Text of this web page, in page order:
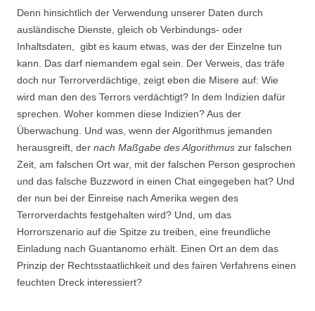
Denn hinsichtlich der Verwendung unserer Daten durch
ausländische Dienste, gleich ob Verbindungs- oder
Inhaltsdaten, gibt es kaum etwas, was der der Einzelne tun
kann. Das darf niemandem egal sein. Der Verweis, das träfe
doch nur Terrorverdächtige, zeigt eben die Misere auf: Wie
wird man den des Terrors verdächtigt? In dem Indizien dafür
sprechen. Woher kommen diese Indizien? Aus der
Überwachung. Und was, wenn der Algorithmus jemanden
herausgreift, der nach Maßgabe des Algorithmus zur falschen
Zeit, am falschen Ort war, mit der falschen Person gesprochen
und das falsche Buzzword in einen Chat eingegeben hat? Und
der nun bei der Einreise nach Amerika wegen des
Terrorverdachts festgehalten wird? Und, um das
Horrorszenario auf die Spitze zu treiben, eine freundliche
Einladung nach Guantanomo erhält. Einen Ort an dem das
Prinzip der Rechtsstaatlichkeit und des fairen Verfahrens einen
feuchten Dreck interessiert?